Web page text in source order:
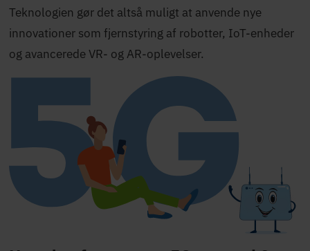
Teknologien gør det altså muligt at anvende nye
innovationer som fjernstyring af robotter, IoT-enheder
og avancerede VR- og AR-oplevelser.